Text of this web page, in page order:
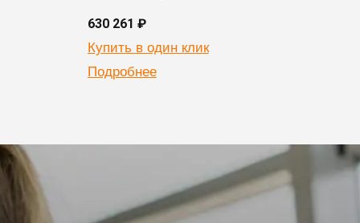
630 261 ₽
Купить в один клик
Подробнее